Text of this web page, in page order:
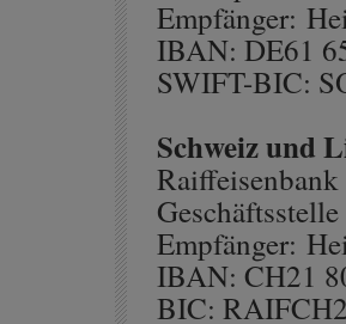
Empfänger:
IBAN: DE61
SWIFT-BIC:
Schweiz und
Empfänger:
IBAN: CH21
BIC: